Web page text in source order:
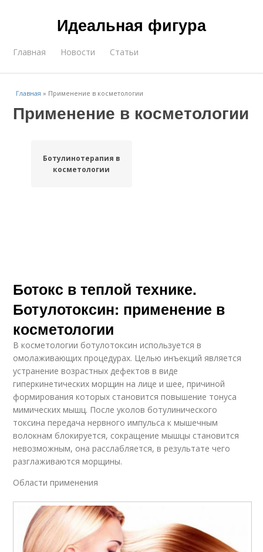
Идеальная фигура
Главная Новости Статьи
Главная » Применение в косметологии
Применение в косметологии
Ботулинотерапия в
косметологии
Ботокс в теплой технике.
Ботулотоксин: применение в
косметологии
В косметологии ботулотоксин используется в
омолаживающих процедурах. Целью инъекций является
устранение возрастных дефектов в виде
гиперкинетических морщин на лице и шее, причиной
формирования которых становится повышение тонуса
мимических мышц. После уколов ботулинического
токсина передача нервного импульса к мышечным
волокнам блокируется, сокращение мышцы становится
невозможным, она расслабляется, в результате чего
разглаживаются морщины.
Области применения